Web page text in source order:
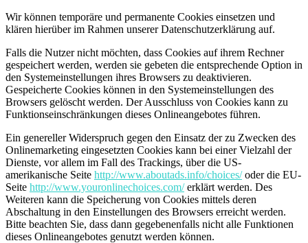
Wir können temporäre und permanente Cookies einsetzen und
klären hierüber im Rahmen unserer Datenschutzerklärung auf.
Falls die Nutzer nicht möchten, dass Cookies auf ihrem Rechner
gespeichert werden, werden sie gebeten die entsprechende Option in
den Systemeinstellungen ihres Browsers zu deaktivieren.
Gespeicherte Cookies können in den Systemeinstellungen des
Browsers gelöscht werden. Der Ausschluss von Cookies kann zu
Funktionseinschränkungen dieses Onlineangebotes führen.
Ein genereller Widerspruch gegen den Einsatz der zu Zwecken des
Onlinemarketing eingesetzten Cookies kann bei einer Vielzahl der
Dienste, vor allem im Fall des Trackings, über die US-
amerikanische Seite http://www.aboutads.info/choices/oder die EU-
Seite http://www.youronlinechoices.com/erklärt werden. Des
Weiteren kann die Speicherung von Cookies mittels deren
Abschaltung in den Einstellungen des Browsers erreicht werden.
Bitte beachten Sie, dass dann gegebenenfalls nicht alle Funktionen
dieses Onlineangebotes genutzt werden können.